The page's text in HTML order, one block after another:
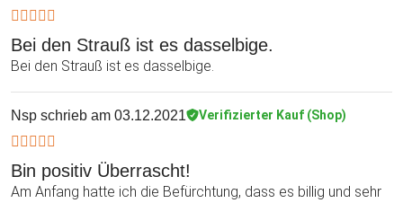
Bei den Strauß ist es dasselbige.
Bei den Strauß ist es dasselbige.
Nsp schrieb am 03.12.2021 Verifizierter Kauf (Shop)
Bin positiv Überrascht!
Am Anfang hatte ich die Befürchtung, dass es billig und sehr